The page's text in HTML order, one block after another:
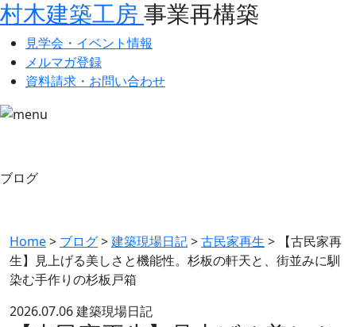
村木建築工房 事業再構築
見学会・イベント情報
メルマガ登録
資料請求・お問い合わせ
ブログ
Home> ブログ>建築現場日記>古民家再生 >
【古民家再
生】見上げる美しさと機能性。杉板の軒天と、街並みに馴
染む手作りの杉板戸箱
2026.07.06建築現場日記